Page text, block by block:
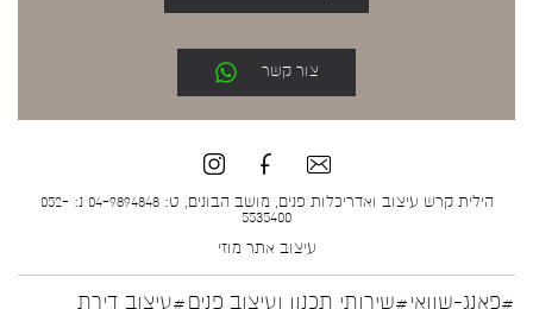
צור קשר
הילית קרש עיצוב ואדריכלות פנים, מושב הבונים, ט: 04-9894848 נ: 052-
5535400
עיצוב אתר מוזי
#פאנג-שוואי#שירותי תכנון ועיצוב פנים#עיצוב דירת